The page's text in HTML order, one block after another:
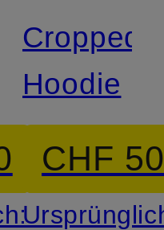
Cropped-
Hoodie
CHF